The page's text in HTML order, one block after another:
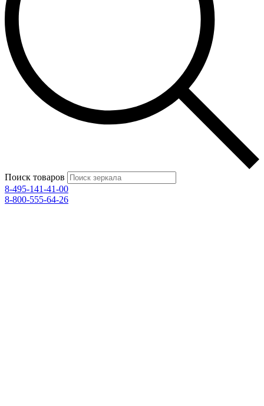
Поиск товаров
8-495-141-41-00
8-800-555-64-26